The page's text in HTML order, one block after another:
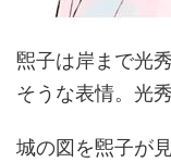
煕子は岸まで光
そうな表情。光
城の図を煕子が